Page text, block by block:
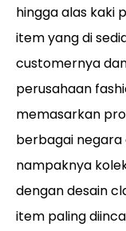
hingga alas kaki
item yang di
customernya
perusahaan
memasarkan
berbagai negara
nampaknya
dengan desain
item paling